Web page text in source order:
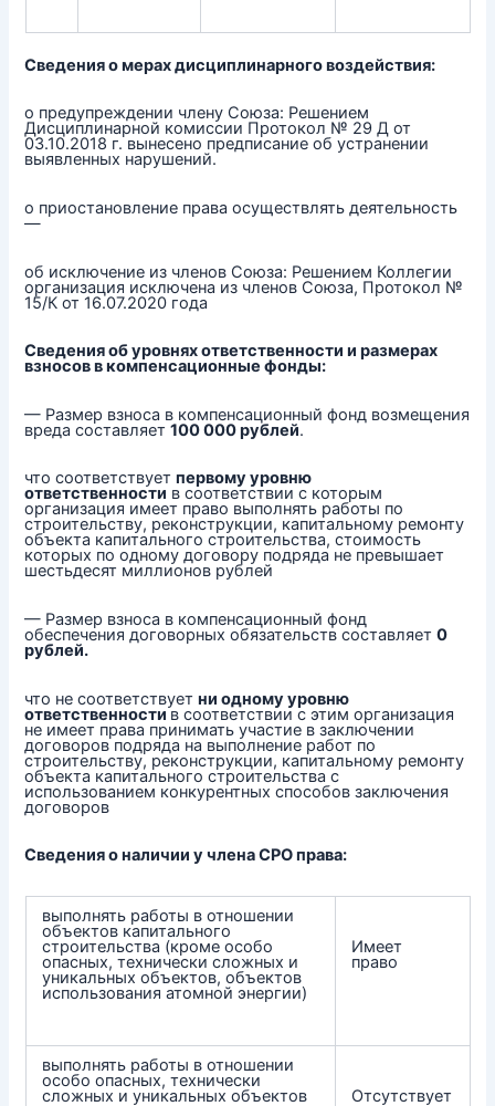
Сведения о мерах дисциплинарного воздействия:
о предупреждении члену Союза: Решением
Дисциплинарной комиссии Протокол № 29 Д от
03.10.2018 г. вынесено предписание об устранении
выявленных нарушений.
о приостановление права осуществлять деятельность
—
об исключение из членов Союза: Решением Коллегии
организация исключена из членов Союза, Протокол №
15/К от 16.07.2020 года
Сведения об уровнях ответственности и размерах
взносов в компенсационные фонды:
— Размер взноса в компенсационный фонд возмещения
вреда составляет100 000 рублей.
что соответствуетпервому уровню
ответственности в соответствии с которым
организация имеет право выполнять работы по
строительству, реконструкции, капитальному ремонту
объекта капитального строительства, стоимость
которых по одному договору подряда не превышает
шестьдесят миллионов рублей
— Размер взноса в компенсационный фонд
обеспечения договорных обязательств составляет0
рублей.
что не соответствуетни одному уровню
ответственностив соответствии с этим организация
не имеет права принимать участие в заключении
договоров подряда на выполнение работ по
строительству, реконструкции, капитальному ремонту
объекта капитального строительства с
использованием конкурентных способов заключения
договоров
Сведения о наличии у члена СРО права:
выполнять работы в отношении
объектов капитального
строительства (кроме особо
опасных, технически сложных и
уникальных объектов, объектов
использования атомной энергии)
Имеет
право
выполнять работы в отношении
особо опасных, технически
сложных и уникальных объектов Отсутствует